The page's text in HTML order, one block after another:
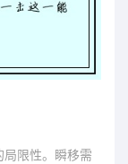
限性。瞬移需